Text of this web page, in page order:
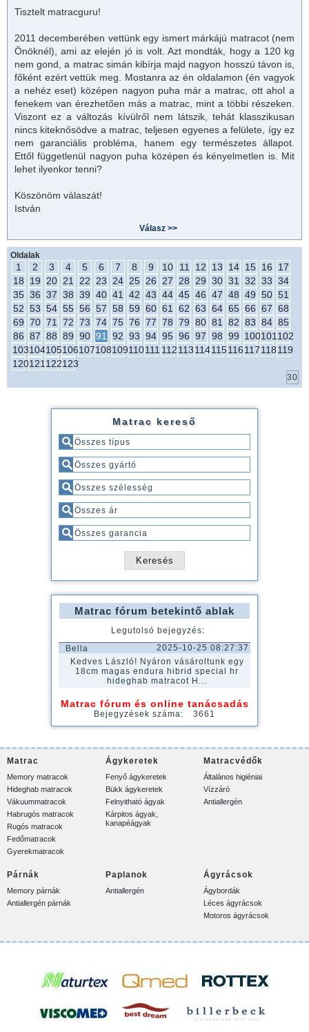
Tisztelt matracguru!
2011 decemberében vettünk egy ismert márkájú matracot (nem
Önöknél), ami az elején jó is volt. Azt mondták, hogy a 120 kg
nem gond, a matracsimán kibírja majd nagyon hosszú távon is,
főként ezért vettük meg. Mostanra az én oldalamon (én vagyok
a nehéz eset) középen nagyon puha már a matrac , ott ahol a
fenekem van érezhetően más a matrac , mint a többi részeken.
Viszont ez a változás kívülről nem látszik, tehát klasszikusan
nincs kiteknősödve a matrac , teljesen egyenes a felülete, így ez
nem garanciális probléma, hanem egy természetes állapot.
Ettől függetlenül nagyon puha középen és kényelmetlen is. Mit
lehet ilyenkor tenni?
Köszönöm válaszát!
István
Oldalak
1 2 3 4 5 6 7 8 9 10 11 12 13 14 15 16
17
18
19 20 21 22 23 24 25 26 27 28 29 30 31 32 33 34
35 36 37 38 39 40 41 42 43 44 45 46 47 48 49 50 51
52 53 54 55 56 57 58 59 60 61 62 63 64 65 66 67 68
69 70 71 72 73 74 75 76 77 78 79 80 81 82 83 84 85
86 87 88 89 90 91 92 93 94 95 96 97 98 99 100101 102
103104105106107108109110111 112113114115116117118119
120121 122123
Matrac kereső
Matrac fórum betekintő ablak
Legutolsó bejegyzés:
Bella
2025-10-25 08:27:37
Kedves László! Nyáron vásároltunk egy
18cm magas endura hibrid special hr
hideghab matracot H...
Matrac fórum és online tanácsadás
Bejegyzések száma: 3661
Matrac
Memory matracok
Hideghab matracok
Vákuummatracok
Habrugós matracok
Rugós matracok
Fedőmatracok
Gyerekmatracok
Ágykeretek
Fenyő ágykeretek
Bükk ágykeretek
Felnyitható ágyak
Kárpitos ágyak,
kanapéágyak
Matracvédők
Általános higiéniai
Vízzáró
Antiallergén
Párnák
Memory párnák
Antiallergén párnák
Paplanok
Antiallergén
Ágyrácsok
Ágybordák
Léces ágyrácsok
Motoros ágyrácsok